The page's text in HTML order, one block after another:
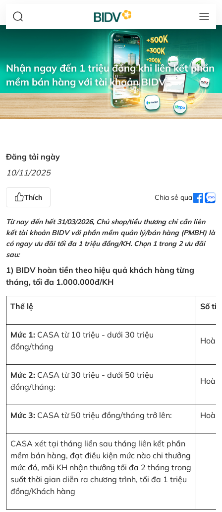
Nhận ngay đến 1 triệu đồng khi liên kết phần
mềm bán hàng với tài khoản BIDV
Đăng tải ngày
10/11/2025
Thích Chia sẻ qua
Từ nay đến hết 31/03/2026, Chủ shop/tiểu thương chỉ cần liên
kết tài khoản BIDV với phần mềm quản lý/bán hàng (PMBH) là
có ngay ưu đãi tối đa 1 triệu đồng/KH. Chọn 1 trong 2 ưu đãi
sau:
1) BIDV hoàn tiền theo hiệu quả khách hàng từng
tháng, tối đa 1.000.000đ/KH
Thể lệ Số
Mức 1: CASA từ 10 triệu - dưới 30 triệu
đồng/tháng
Mức 2: CASA từ 30 triệu - dưới 50 triệu
đồng/tháng:
Mức 3: CASA từ 50 triệu đồng/tháng trở lên:
CASA xét tại tháng liền sau tháng liên kết phần
mềm bán hàng, đạt điều kiện mức nào chi thưởng
mức đó, mỗi KH nhận thưởng tối đa 2 tháng trong
suốt thời gian diễn ra chương trình, tối đa 1 triệu
đồng/Khách hàng